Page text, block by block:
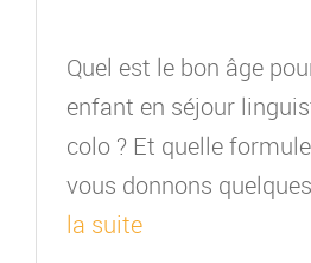
Quel est le bon âge
enfant en séjour
colo ? Et quelle
vous donnons
la suite